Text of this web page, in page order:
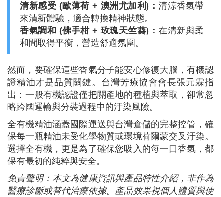
清新感受 (歐薄荷 + 澳洲尤加利)： 清涼香氣帶
來清新體驗，適合轉換精神狀態。
香氣調和 (佛手柑 + 玫瑰天竺葵)： 在清新與柔
和間取得平衡，營造舒適氛圍。
然而，要確保這些香氣分子能安心修復大腦，有機認
證精油才是品質關鍵。台灣芳療協會會長張元霖指
出：一般有機認證僅把關產地的種植與萃取，卻常忽
略跨國運輸與分裝過程中的汙染風險。
全有機精油涵蓋國際運送與台灣倉儲的完整控管，確
保每一瓶精油未受化學物質或環境荷爾蒙交叉汙染。
選擇全有機，更是為了確保您吸入的每一口香氣，都
保有最初的純粹與安全。
免責聲明：本文為健康資訊與產品特性介紹，非作為
醫療診斷或替代治療依據。產品效果視個人體質與使